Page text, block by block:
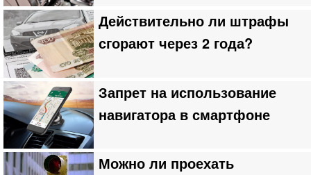
Действительно ли штрафы
сгорают через 2 года?
Запрет на использование
навигатора в смартфоне
Можно ли проехать